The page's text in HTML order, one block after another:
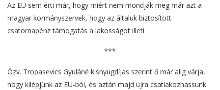
Az EU sem érti már, hogy miért nem mondják meg már azt a
magyar kormányszervek, hogy az általuk biztosított
csatornapénz támogatás a lakosságot illeti.
***
Özv. Tropasevics Gyuláné kisnyugdíjas szerint ő már alig várja,
hogy kilépjünk az EU-ból, és aztán majd újra csatlakozhassunk